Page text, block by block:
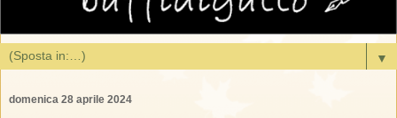
▼
domenica 28 aprile 2024